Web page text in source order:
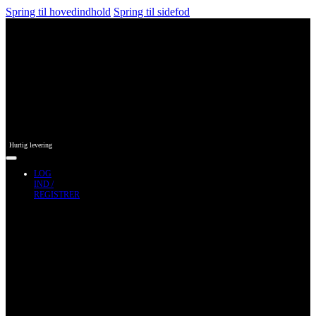
Spring til hovedindhold Spring til sidefod
Hurtig levering
LOG
IND /
REGISTRER